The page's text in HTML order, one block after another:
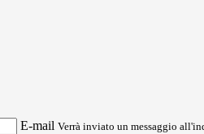
E-mail Verrà inviato un messaggio